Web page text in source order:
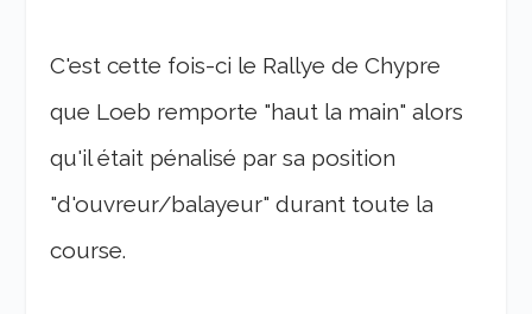
C'est cette fois-ci le Rallye de Chypre
que Loeb remporte "haut la main" alors
qu'il était pénalisé par sa position
"d'ouvreur/balayeur" durant toute la
course.